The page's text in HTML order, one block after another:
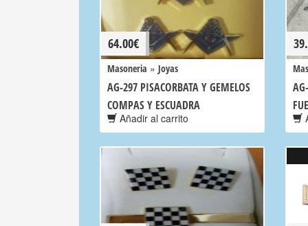
64.00€
Masoneria » Joyas
AG-297 PISACORBATA Y GEMELOS
COMPAS Y ESCUADRA
Añadir al carrito